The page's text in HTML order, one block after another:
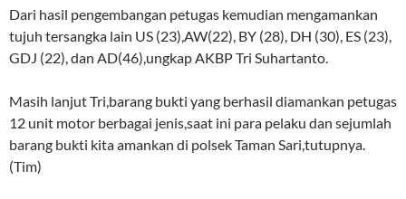
Dari hasil pengembangan petugas kemudian mengamankan
tujuh tersangka lain US (23),AW(22), BY (28), DH (30), ES (23),
GDJ (22), dan AD(46),ungkap AKBP Tri Suhartanto.
Masih lanjut Tri,barang bukti yang berhasil diamankan petugas
12 unit motor berbagai jenis,saat ini para pelaku dan sejumlah
barang bukti kita amankan di polsek Taman Sari,tutupnya.
(Tim)